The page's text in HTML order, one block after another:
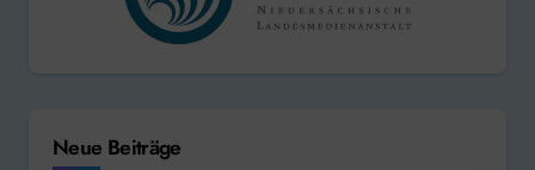
Neue Beiträge